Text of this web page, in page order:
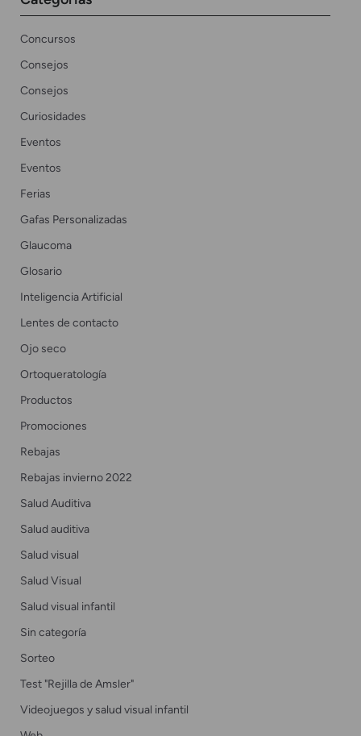
Concursos
Consejos
Consejos
Curiosidades
Eventos
Eventos
Ferias
Gafas Personalizadas
Glaucoma
Glosario
Inteligencia Artificial
Lentes de contacto
Ojo seco
Ortoqueratología
Productos
Promociones
Rebajas
Rebajas invierno 2022
Salud Auditiva
Salud auditiva
Salud visual
Salud Visual
Salud visual infantil
Sin categoría
Sorteo
Test "Rejilla de Amsler"
Videojuegos y salud visual infantil